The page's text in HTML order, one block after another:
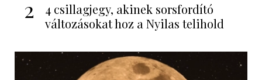
2
4 csillagjegy, akinek sorsfordító
változásokat hoz a Nyilas telihold